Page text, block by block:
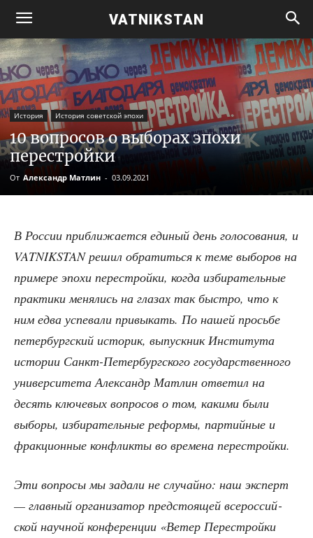
VATNIKSTAN
История История советской эпохи
10 вопросов о выборах эпохи
перестройки
От Александр Матлин - 03.09.2021
В Рос­сии при­бли­жа­ет­ся еди­ный день голо­со­ва­ния, и
VATNIKSTAN решил обра­тить­ся к теме выбо­ров на
при­ме­ре эпо­хи пере­строй­ки, когда изби­ра­тель­ные
прак­ти­ки меня­лись на гла­зах так быст­ро, что к
ним едва успе­ва­ли при­вы­кать. По нашей прось­бе
петер­бург­ский исто­рик, выпуск­ник Инсти­ту­та
исто­рии Санкт-Петер­бург­ско­го госу­дар­ствен­но­го
уни­вер­си­те­та Алек­сандр Мат­лин отве­тил на
десять клю­че­вых вопро­сов о том, каки­ми были
выбо­ры, изби­ра­тель­ные рефор­мы, пар­тий­ные и
фрак­ци­он­ные кон­флик­ты во вре­ме­на перестройки.
Эти вопро­сы мы зада­ли не слу­чай­но: наш экс­перт
— глав­ный орга­ни­за­тор пред­сто­я­щей все­рос­сий­
ской науч­ной кон­фе­рен­ции «Ветер Пере­строй­ки